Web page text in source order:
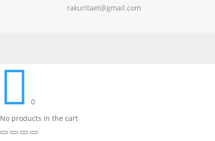
rakuritaet@gmail.com

0
No products in the cart